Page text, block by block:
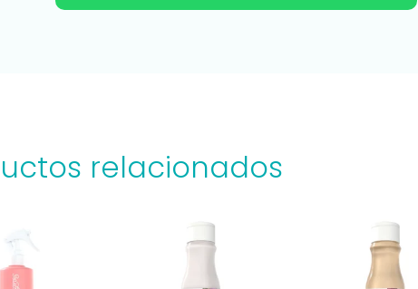
relacionados